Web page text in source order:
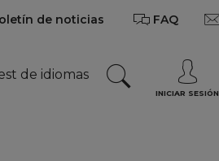
de noticias FAQ
de idiomas
INICIAR SESIÓN